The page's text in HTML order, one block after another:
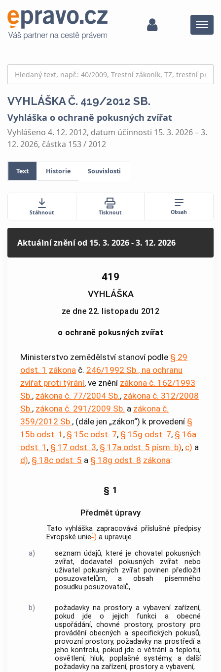
Menu
VYHLÁŠKA Č. 419/2012 SB.
Vyhláška o ochraně pokusných zvířat
Vyhlášeno 4. 12. 2012, datum účinnosti 15. 3. 2026 – 3.
12. 2026, částka 153 / 2012
Text Historie Souvislosti
Stáhnout Tisknout Obsah
Aktuální zněníod 15. 3. 2026 - 3. 12. 2026
419
VYHLÁŠKA
ze dne 22. listopadu 2012
o ochraně pokusných zvířat
Ministerstvo zemědělství stanoví podle § 29
odst. 1 zákona č. 246/1992 Sb., na ochranu
zvířat proti týrání, ve znění zákona č. 162/1993
Sb., zákona č. 77/2004 Sb., zákona č. 312/2008
Sb., zákona č. 291/2009 Sb. a zákona č.
359/2012 Sb., (dále jen „zákon“) k provedení §
15b odst. 1 , § 15c odst. 7, § 15g odst. 7, § 16a
odst. 1 , § 17 odst. 3, § 17a odst. 5 písm. b), c) a
d), § 18c odst. 5 a § 18g odst. 8 zákona:
§ 1
Předmět úpravy
Tato vyhláška zapracovává příslušné předpisy
Evropské unie1) a upravuje
a)
seznam údajů, které je chovatel pokusných
zvířat,dodavatel pokusných zvířat nebo
uživatel pokusných zvířat povinen předložit
posuzovatelům, a obsah písemného
posudku posuzovatelů,
b) požadavky na prostory a vybavení zařízení,
pokud jde o jejich funkci a obecné
uspořádání, chovné prostory, prostory pro
provádění obecných a specifických pokusů,
provozní prostory, požadavky na prostředí a
jeho kontrolu, pokud jde o větrání a teplotu,
osvětlení, hluk, poplašné systémy, a další
požadavky na zařízení, prostory a vybavení,